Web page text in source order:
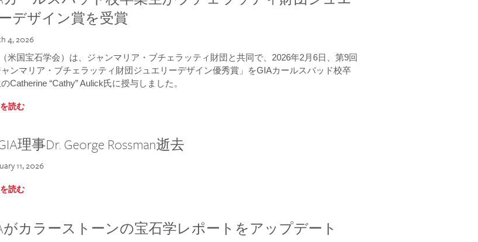
デザイン賞を受賞
4, 2026
米国宝石学会）は、ジャンマリア・ブチェラッティ財団と共同で、2026年2月6日、第9回
ャンマリア・ブチェラッティ財団ジュエリーデザイン優秀賞」をGIAカールスバッド校卒
Catherine “Cathy” Aulick氏に授与しました。
読む
理事Dr. George Rossman逝去
11, 2026
読む
がカラーストーンの宝石学レポートをアップデート